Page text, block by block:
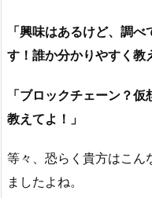
「興味はあるけど、調
す！誰か分かりやすく教
「ブロックチェーン？
教えてよ！」
等々、恐らく貴方はこん
ましたよね。